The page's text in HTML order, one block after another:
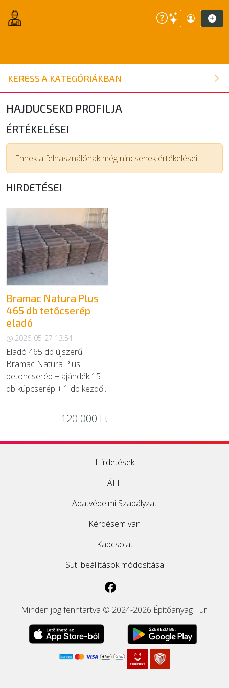
KERESS A KATEGÓRIÁKBAN
ÉPÍTŐANYAG
NYÍLÁSZÁRÓ
FAANYAG
BELSŐÉPÍTÉSZETI ÉPÍTŐANYAG
SZERSZÁM, ALKATRÉSZ
EGYÉB
SZOLGÁLTATÓK
HAJDUCSEKD PROFILJA
ÉRTÉKELÉSEI
Ennek a felhasználónak még nincsenek értékelései.
HIRDETÉSEI
Bramac Natura Plus
465 db tetőcserép
eladó
2026-05-27 13:54
Eladó 465 db újszerű
Bramac Natura Plus
betoncserép + ajándék 15
db kúpcserép + 1 db kezdő...
120 000 Ft
Hirdetések
ÁFF
Adatvédelmi Szabályzat
Kérdésem van
Kapcsolat
Süti beállítások módosítása
Minden jog fenntartva © 2024-2026 Építőanyag Turi